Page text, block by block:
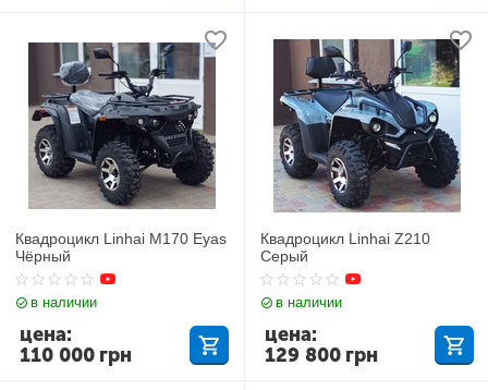
Квадроцикл Linhai M170 Eyas
Чёрный
в наличии
110 000 грн
цена:
Квадроцикл Linhai Z210
Серый
в наличии
129 800 грн
цена: